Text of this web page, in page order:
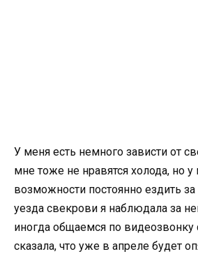
У меня есть немного зависти от
мне тоже не нравятся холода, но у
возможности постоянно ездить
уезда свекрови я наблюдала за
иногда общаемся по видеозвонку
сказала, что уже в апреле будет